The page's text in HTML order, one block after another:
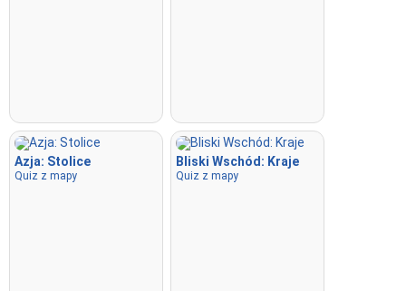
Azja: Stolice
Quiz z mapy
Bliski Wschód: Kraje
Quiz z mapy